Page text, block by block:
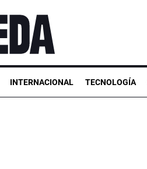
INTERNACIONAL TECNOLOGÍA